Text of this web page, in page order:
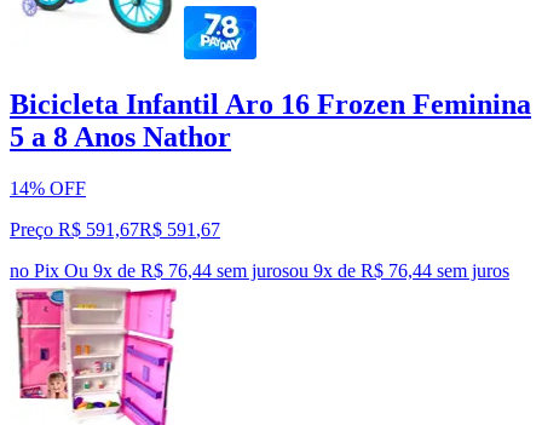
Bicicleta Infantil Aro 16 Frozen Feminina
5 a 8 Anos Nathor
14% OFF
Preço R$ 591,67R$ 591 ,67
no Pix Ou 9x de R$ 76,44 sem jurosou 9x de R$ 76,44 sem juros